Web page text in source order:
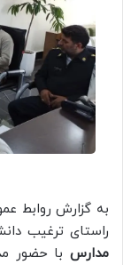
به گزارش روابط
راستای ترغیب
مدارس با حضور